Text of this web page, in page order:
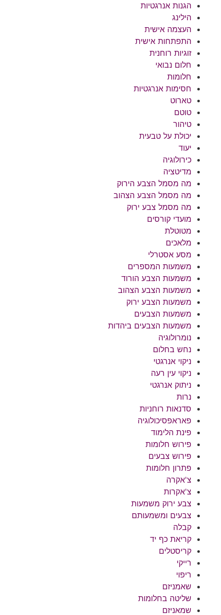
הגנות אנרגטיות
הילינג
העצמה אישית
התפתחות אישית
זוגיות רוחנית
חלום נבואי
חלומות
חסימות אנרגטיות
טארוט
טוטם
טיהור
יכולת על טבעית
יעוד
כירולוגיה
מדיטציה
מה מסמל הצבע הירוק
מה מסמל הצבע הצהוב
מה מסמל צבע ירוק
מועדי קורסים
מטוטלת
מלאכים
מסע אסטרלי
משמעות המספרים
משמעות הצבע הורוד
משמעות הצבע הצהוב
משמעות הצבע ירוק
משמעות הצבעים
משמעות הצבעים ביהדות
נומרולוגיה
נחש בחלום
ניקוי אנרגטי
ניקוי עין רעה
ניתוק אנרגטי
נרות
סדנאות רוחניות
פאראפסיכולוגיה
פינת הלימוד
פירוש חלומות
פירוש צבעים
פתרון חלומות
צ'אקרה
צ'אקרות
צבע ירוק משמעות
צבעים ומשמעותם
קבלה
קריאת כף יד
קריסטלים
רייקי
ריפוי
שאמניזם
שליטה בחלומות
שמאניזם